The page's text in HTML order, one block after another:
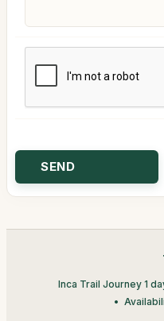
Inca Trail Journey 1